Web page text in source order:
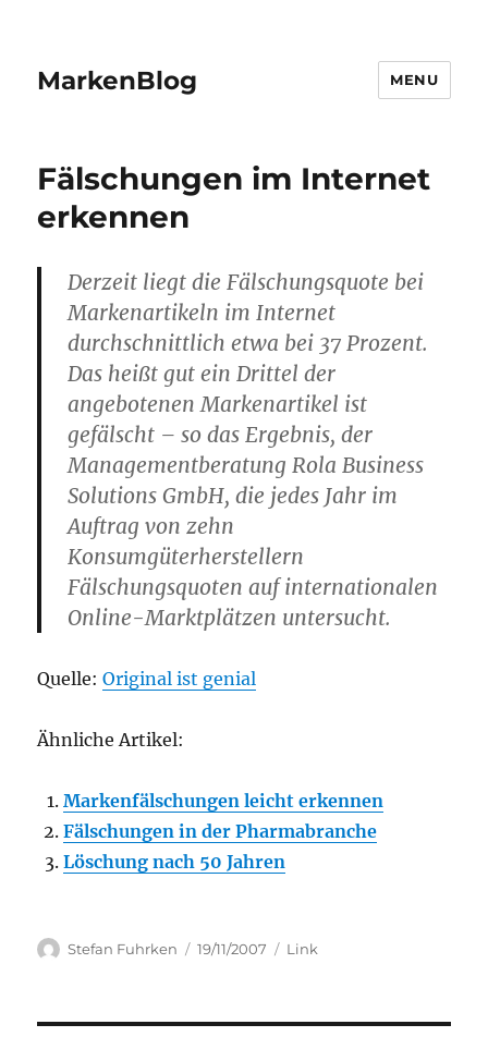
MarkenBlog MENU
Fälschungen im Internet
erkennen
Derzeit liegt die Fälschungsquote bei
Markenartikeln im Internet
durchschnittlich etwa bei 37 Prozent.
Das heißt gut ein Drittel der
angebotenen Markenartikel ist
gefälscht – so das Ergebnis, der
Managementberatung Rola Business
Solutions GmbH, die jedes Jahr im
Auftrag von zehn
Konsumgüterherstellern
Fälschungsquoten auf internationalen
Online-Marktplätzen untersucht.
Quelle:Original ist genial
Ähnliche Artikel:
Markenfälschungen leicht erkennen
Fälschungen in der Pharmabranche
Löschung nach 50 Jahren
Author
Stefan Fuhrken
Posted
19/11/2007 Categories
Link